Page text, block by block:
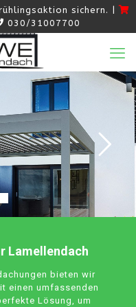
sichern. |
030/31007700
Lamellendach
bieten wir
einen umfassenden
Lösung, um